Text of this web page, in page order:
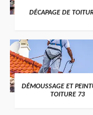
DÉCAPAGE DE
DÉMOUSSAGE ET
TOITURE 73